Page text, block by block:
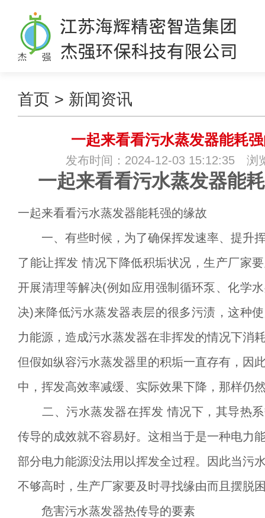
首页 > 新闻资讯
一起来看看污水蒸发器能耗
发布时间：2024-12-03 15:12:35 浏
一起来看看污水蒸发器能
一起来看看污水蒸发器能耗强的缘故
一、有些时候，为了确保挥发速率、提升
了能让挥发 情况下降低积垢状况，生产厂家
开展清理等解决(例如应用强制循环泵、化学
决)来降低污水蒸发器表层的很多污渍，这种
力能源，造成污水蒸发器在非挥发的情况下消
但假如纵容污水蒸发器里的积垢一直存有，因
中，挥发高效率减缓、实际效果下降，那样仍
二、污水蒸发器在挥发 情况下，其导热
传导的成效就不容易好。这相当于是一种电力
部分电力能源没法用以挥发全过程。因此当污
不够高时，生产厂家要及时寻找缘由而且摆脱
危害污水蒸发器热传导的要素